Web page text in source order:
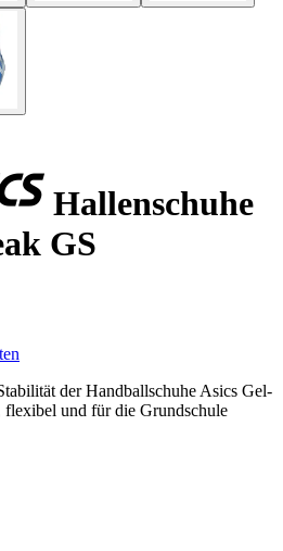
Hallenschuhe
GS
der Handballschuhe Asics Gel-
und für die Grundschule